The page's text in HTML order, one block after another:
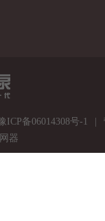
ICP备06014308号-1 |
器